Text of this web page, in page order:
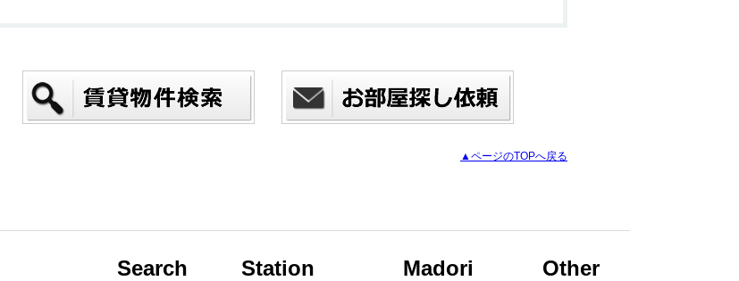
▲ページのTOPへ戻る
Search Station Madori Other